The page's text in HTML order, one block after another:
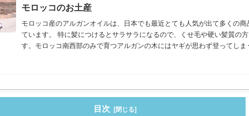
モロッコのお土産
モロッコ産のアルガンオイルは、日本でも最近とても人気が出て多くの商
ています。 特に髪につけるとサラサラになるので、くせ毛や硬い髪質の
す。モロッコ南西部のみで育つアルガンの木にはヤギが思わず登ってしま
いが漂っているとか・・・すべて手作りの大変希少なオイルですが、日
目次